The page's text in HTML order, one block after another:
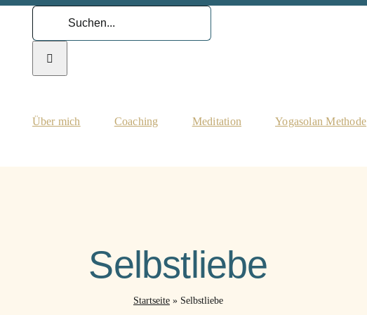
Über mich Coaching Meditation Yogasolan Methode
Selbstliebe
Startseite » Selbstliebe